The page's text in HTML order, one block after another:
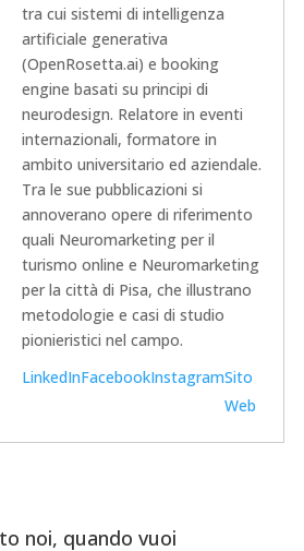
tra cui sistemi di intelligenza
artificiale generativa
(OpenRosetta.ai) e booking
engine basati su principi di
neurodesign. Relatore in eventi
internazionali, formatore in
ambito universitario ed aziendale.
Tra le sue pubblicazioni si
annoverano opere di riferimento
quali Neuromarketing per il
turismo online e Neuromarketing
per la città di Pisa, che illustrano
metodologie e casi di studio
pionieristici nel campo.
LinkedInFacebookInstagramSito
Web
noi, quando vuoi